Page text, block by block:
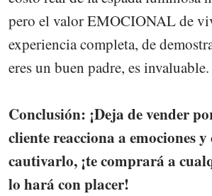
pero el valor EMOCIONAL de
experiencia completa, de
eres un buen padre, es invaluable.
Conclusión: ¡Deja de vender
cliente reacciona a emociones
cautivarlo, ¡te comprará a
lo hará con placer!